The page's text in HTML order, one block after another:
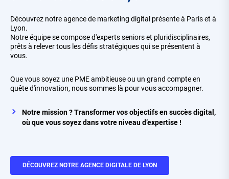
Découvrez notre agence de marketing digital présente à Paris et à
Lyon.
Notre équipe se compose d'experts seniors et pluridisciplinaires,
prêts à relever tous les défis stratégiques qui se présentent à
vous.
Que vous soyez une PME ambitieuse ou un grand compte en
quête d'innovation, nous sommes là pour vous accompagner.
Notre mission ? Transformer vos objectifs en succès digital,
où que vous soyez dans votre niveau d’expertise !
DÉCOUVREZ NOTRE AGENCE DIGITALE DE LYON